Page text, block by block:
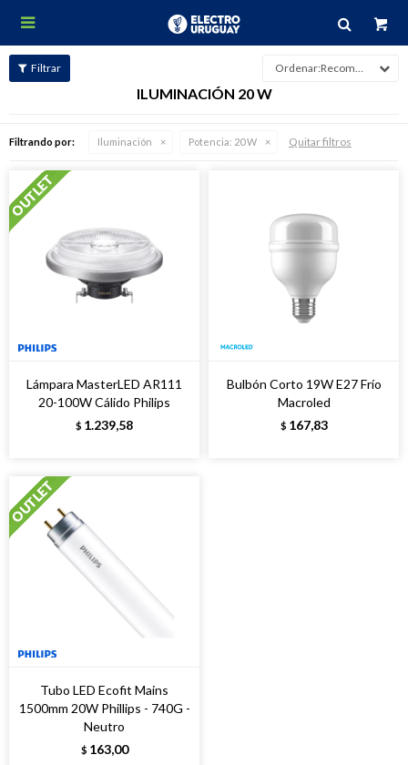

Recomendados
ILUMINACIÓN 20 W
Filtrando por: Iluminación Potencia: 20 W Quitar filtros
Lámpara MasterLED AR111
20-100W Cálido Philips
$ 1.239,58
Bulbón Corto 19W E27 Frío
Macroled
$ 167,83
Tubo LED Ecofit Mains
1500mm 20W Phillips - 740G -
Neutro
$ 163,00